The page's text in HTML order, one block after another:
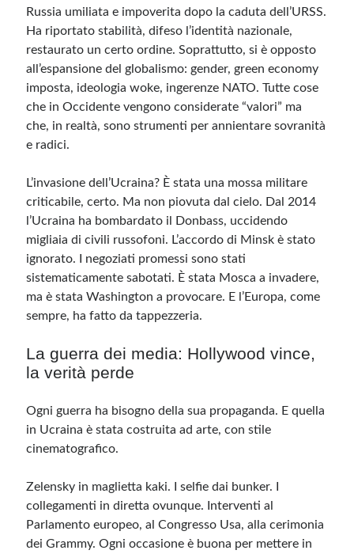
Russia umiliata e impoverita dopo la caduta dell’URSS.
Ha riportato stabilità, difeso l’identità nazionale,
restaurato un certo ordine. Soprattutto, si è opposto
all’espansione del globalismo: gender, green economy
imposta, ideologia woke, ingerenze NATO. Tutte cose
che in Occidente vengono considerate “valori” ma
che, in realtà, sono strumenti per annientare sovranità
e radici.
L’invasione dell’Ucraina? È stata una mossa militare
criticabile, certo. Ma non piovuta dal cielo. Dal 2014
l’Ucraina ha bombardato il Donbass, uccidendo
migliaia di civili russofoni. L’accordo di Minsk è stato
ignorato. I negoziati promessi sono stati
sistematicamente sabotati. È stata Mosca a invadere,
ma è stata Washington a provocare. E l’Europa, come
sempre, ha fatto da tappezzeria.
La guerra dei media: Hollywood vince,
la verità perde
Ogni guerra ha bisogno della sua propaganda. E quella
in Ucraina è stata costruita ad arte, con stile
cinematografico.
Zelensky in maglietta kaki. I selfie dai bunker. I
collegamenti in diretta ovunque. Interventi al
Parlamento europeo, al Congresso Usa, alla cerimonia
dei Grammy. Ogni occasione è buona per mettere in